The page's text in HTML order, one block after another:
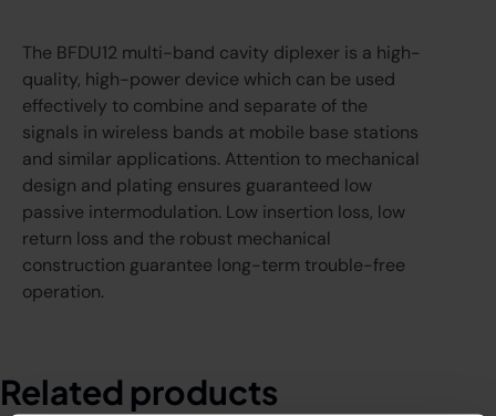
The BFDU12 multi-band cavity diplexer is a high-
quality, high-power device which can be used
effectively to combine and separate of the
signals in wireless bands at mobile base stations
and similar applications. Attention to mechanical
design and plating ensures guaranteed low
passive intermodulation. Low insertion loss, low
return loss and the robust mechanical
construction guarantee long-term trouble-free
operation.
Related products